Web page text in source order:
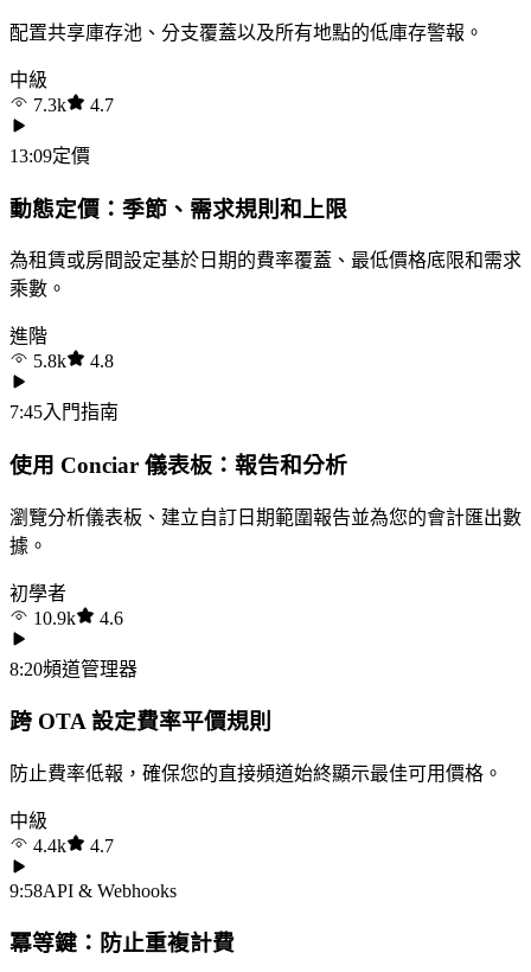
配置共享庫存池、分支覆蓋以及所有地點的低庫存警報。
中級
7.3k
4.7
13:09定價
動態定價：季節、需求規則和上限
為租賃或房間設定基於日期的費率覆蓋、最低價格底限和需求
乘數。
進階
5.8k
4.8
7:45入門指南
使用 Conciar 儀表板：報告和分析
瀏覽分析儀表板、建立自訂日期範圍報告並為您的會計匯出數
據。
初學者
10.9k
4.6
8:20頻道管理器
跨 OTA 設定費率平價規則
防止費率低報，確保您的直接頻道始終顯示最佳可用價格。
中級
4.4k
4.7
9:58API & Webhooks
冪等鍵：防止重複計費